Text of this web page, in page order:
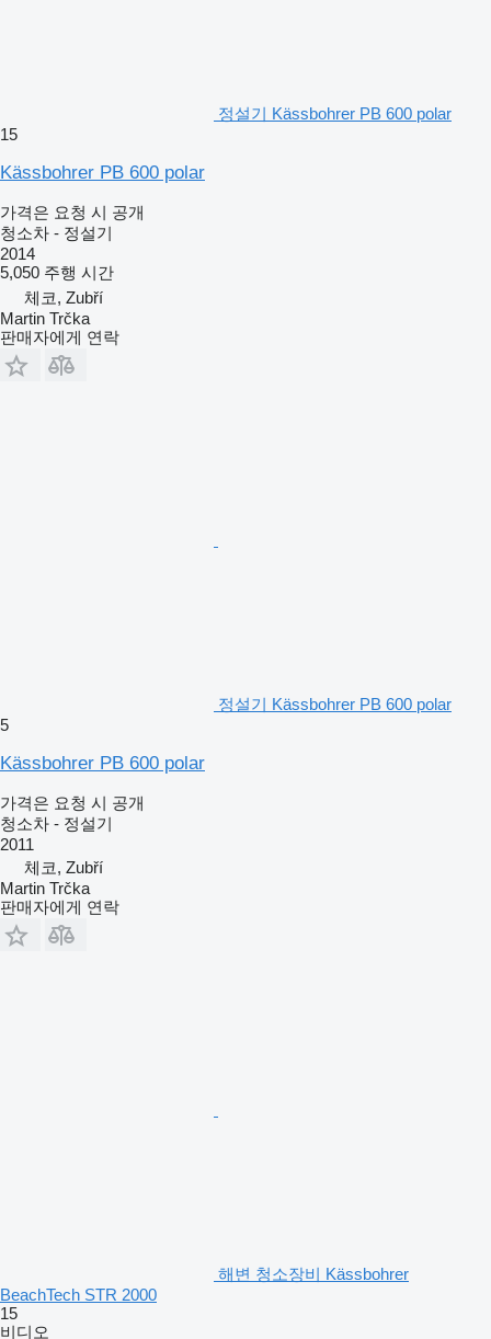
정설기 Kässbohrer PB 600 polar
15
Kässbohrer PB 600 polar
가격은 요청 시 공개
청소차 - 정설기
2014
5,050 주행 시간
체코, Zubří
Martin Trčka
판매자에게 연락
정설기 Kässbohrer PB 600 polar
5
Kässbohrer PB 600 polar
가격은 요청 시 공개
청소차 - 정설기
2011
체코, Zubří
Martin Trčka
판매자에게 연락
해변 청소장비 Kässbohrer
BeachTech STR 2000
15
비디오